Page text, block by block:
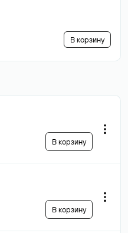
В корзину
В корзину
В корзину